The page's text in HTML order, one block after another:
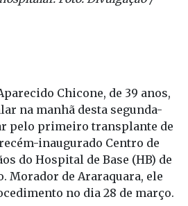
Chicone, de 39 anos,
na manhã desta segunda-
pelo primeiro transplante de
inaugurado Centro de
do Hospital de Base (HB) de
Morador de Araraquara, ele
no dia 28 de março.